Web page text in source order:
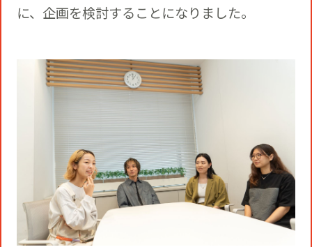
に、企画を検討することになりました。